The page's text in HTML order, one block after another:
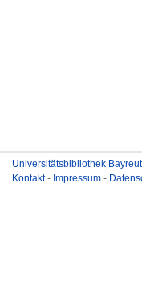
Universitätsbibliothek
Kontakt- Impressum -